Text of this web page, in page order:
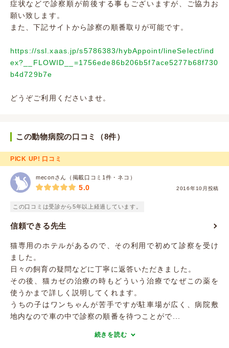
症状などで診察順が前後する事もございますが、ご協力お
願い致します。
また、下記サイトから診察の順番取りが可能です。
https://ssl.xaas.jp/s5786383/hybAppoint/lineSelect/ind
ex?__FLOWID__=1756ede86b206b5f7ace5277b68f730
b4d729b7e
どうぞご利用くださいませ。
この動物病院の口コミ（8件）
PICK UP! 口コミ
meconさん（掲載口コミ1件・ネコ）
2016年10月投稿
5.0
この口コミは受診から5年以上経過しています。
信頼できる先生
猫専用のホテルがあるので、その利用で初めて診察を受け
ました。
日々の飼育の疑問などに丁寧に返答いただきました。
その後、猫カゼの治療の時もどういう治療でなぜこの薬を
使うかまで詳しく説明してくれます。
うちの子はワンちゃんが苦手ですが駐車場が広く、病院敷
地内なので車の中で診察の順番を待つことがで...
続きを読む